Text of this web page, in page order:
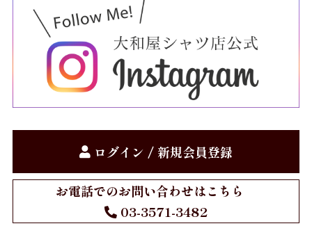
Price
～10,000円
10,001円～20,000円
20,001円～30,000円
30,001円～40,000円
40,001円～50,000円
ログイン / 新規会員登録
お電話でのお問い合わせはこちら
03-3571-3482